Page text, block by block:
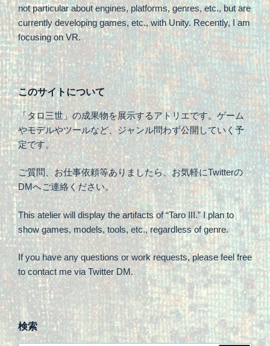
not particular about engines, platforms, genres, etc., but are
currently developing games, etc., with Unity. Recently, I am
focusing on VR.
このサイトについて
「タロ三世」の成果物を展示するアトリエです。ゲーム
やモデルやツールなど、ジャンル問わず公開していく予
定です。
ご質問、お仕事依頼等ありましたら、お気軽にTwitterの
DMへご連絡ください。
This atelier will display the artifacts of “Taro III.” I plan to
show games, models, tools, etc., regardless of genre.
If you have any questions or work requests, please feel free
to contact me via Twitter DM.
検索